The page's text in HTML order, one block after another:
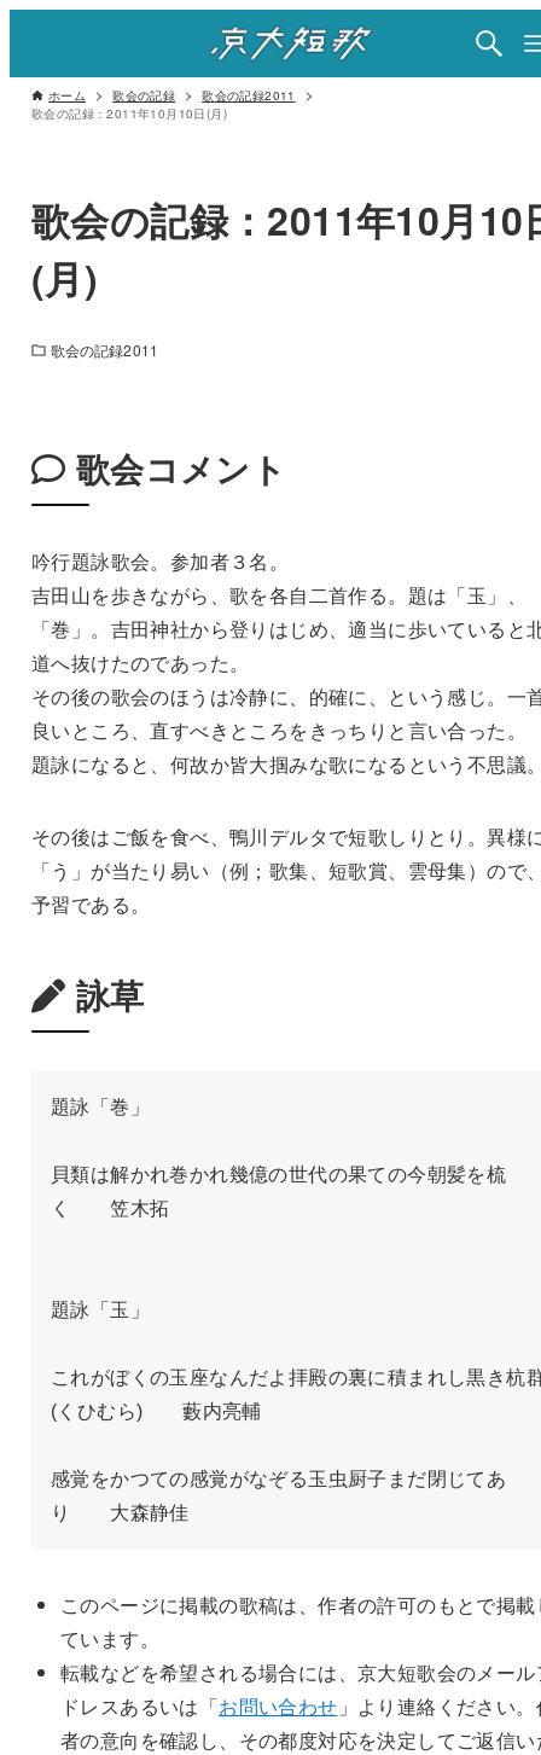
ホーム 歌会の記録
歌会の記録2011
歌会の記録：2011年10月10日(月)
歌会の記録：2011年10月10
(月)
歌会の記録2011
歌会コメント
吟行題詠歌会。参加者３名。
吉田山を歩きながら、歌を各自二首作る。題は「玉」、
「巻」。吉田神社から登りはじめ、適当に歩いていると
道へ抜けたのであった。
その後の歌会のほうは冷静に、的確に、という感じ。一
良いところ、直すべきところをきっちりと言い合った。
題詠になると、何故か皆大掴みな歌になるという不思議
その後はご飯を食べ、鴨川デルタで短歌しりとり。異様
「う」が当たり易い（例；歌集、短歌賞、雲母集）ので
予習である。
詠草
題詠「巻」
貝類は解かれ巻かれ幾億の世代の果ての今朝髪を梳
く　　笠木拓
題詠「玉」
これがぼくの玉座なんだよ拝殿の裏に積まれし黒き杭
(くひむら)　　藪内亮輔
感覚をかつての感覚がなぞる玉虫厨子まだ閉じてあ
り　　大森静佳
このページに掲載の歌稿は、作者の許可のもとで掲載
ています。
転載などを希望される場合には、京大短歌会のメール
ドレスあるいは「お問い合わせ 」より連絡ください
者の意向を確認し、その都度対応を決定してご返信い